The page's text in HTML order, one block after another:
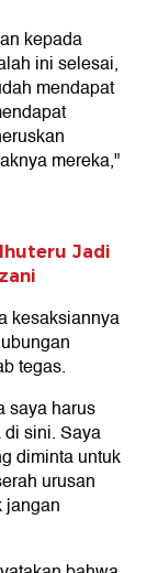
kepada
ini selesai,
mendapat
mereka,"
Jadi
kesaksiannya
tegas.
saya harus
sini. Saya
diminta untuk
urusan
jangan